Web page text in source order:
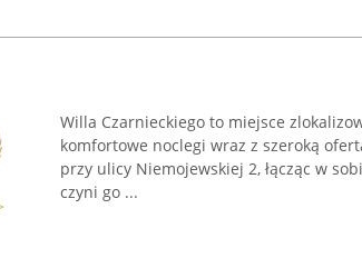
Willa Czarnieckiego to miejsce
komfortowe noclegi wraz z szeroką
przy ulicy Niemojewskiej 2, łącząc w
czyni go ...